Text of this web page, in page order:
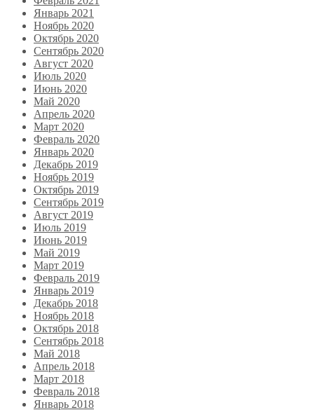
Январь 2021
Ноябрь 2020
Октябрь 2020
Сентябрь 2020
Август 2020
Июль 2020
Июнь 2020
Май 2020
Апрель 2020
Март 2020
Февраль 2020
Январь 2020
Декабрь 2019
Ноябрь 2019
Октябрь 2019
Сентябрь 2019
Август 2019
Июль 2019
Июнь 2019
Май 2019
Март 2019
Февраль 2019
Январь 2019
Декабрь 2018
Ноябрь 2018
Октябрь 2018
Сентябрь 2018
Май 2018
Апрель 2018
Март 2018
Февраль 2018
Январь 2018